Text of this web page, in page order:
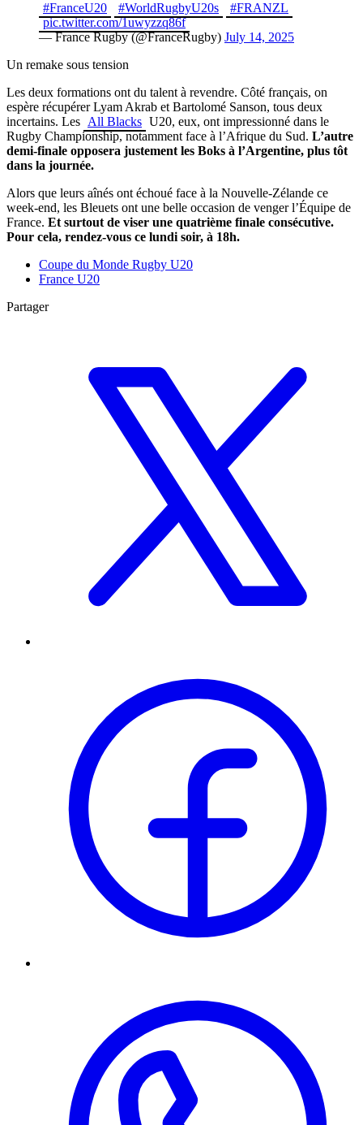
#FranceU20 #WorldRugbyU20s
#FRANZL
pic.twitter.com/1uwyzzq86f
— France Rugby (@FranceRugby) July 14, 2025
Un remake sous tension
Les deux formations ont du talent à revendre. Côté français, on
espère récupérer Lyam Akrab et Bartolomé Sanson, tous deux
incertains. Les All Blacks U20, eux, ont impressionné dans le
Rugby Championship, notamment face à l’Afrique du Sud. L’autre
demi-finale opposera justement les Boks à l’Argentine, plus tôt
dans la journée.
Alors que leurs aînés ont échoué face à la Nouvelle-Zélande ce
week-end, les Bleuets ont une belle occasion de venger l’Équipe de
France. Et surtout de viser une quatrième finale consécutive.
Pour cela, rendez-vous ce lundi soir, à 18h.
Coupe du Monde Rugby U20
France U20
Partager